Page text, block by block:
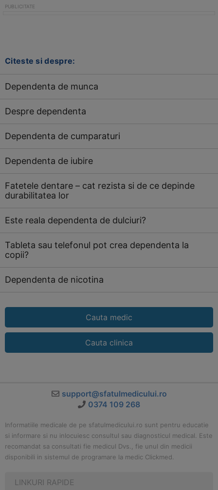
Citeste si despre:
Dependenta de munca
Despre dependenta
Dependenta de cumparaturi
Dependenta de iubire
Fatetele dentare – cat rezista si de ce depinde
durabilitatea lor
Este reala dependenta de dulciuri?
Tableta sau telefonul pot crea dependenta la
copii?
Dependenta de nicotina
Cauta medic
Cauta clinica
support@sfatulmedicului.ro
0374 109 268
Informatiile medicale de pe sfatulmedicului.ro sunt pentru educatie
si informare si nu inlocuiesc consultul sau diagnosticul medical. Este
recomandat sa consultati fie medicul Dvs., fie unul din medicii
disponibili in sistemul de programare la medic Clickmed.
LINKURI RAPIDE